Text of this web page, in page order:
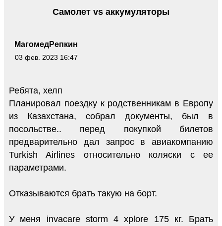
МагомедРепкин
03 фев. 2023 16:47
Самолет vs аккумуляторы
Ребята, хелп
Планировал поездку к родственникам в Европу
из Казахстана, собрал документы, был в
посольстве.. перед покупкой билетов
предварительно дал запрос в авиакомпанию
Turkish Airlines относительно коляски с ее
параметрами.
Отказываются брать такую на борт.
У меня invacare storm 4 xplore 175 кг. Брать